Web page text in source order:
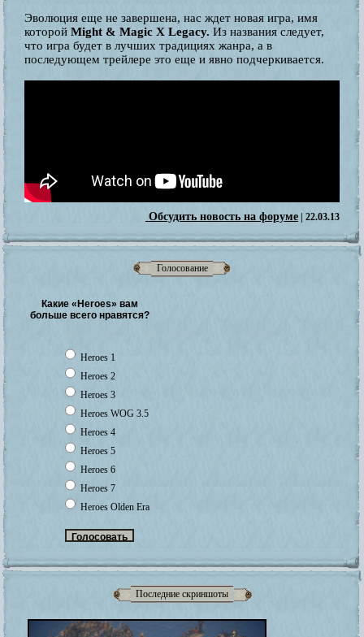
Голосование
Какие «Heroes» вам
больше всего нравятся?
Heroes 1
Heroes 2
Heroes 3
Heroes WOG 3.5
Heroes 4
Heroes 5
Heroes 6
Heroes 7
Heroes Olden Era
Последние скриншоты
Эволюция еще не завершена, нас ждет новая игра, имя
которой Might & Magic X Legacy. Из названия следует,
что игра будет в лучших традициях жанра, а в
последующем трейлере это еще и явно подчеркивается.
Обсудить новость на форуме | 22.03.13